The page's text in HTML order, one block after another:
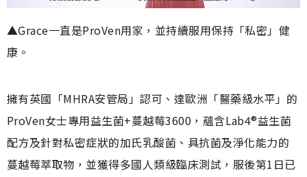
▲Grace一直是ProVen用家，並持續服用保持「私密」健
康。
擁有英國「MHRA安管局」認可、達歐洲「醫藥級水平」的
ProVen女士專用益生菌+蔓越莓3600，蘊含Lab4®益生菌
配方及針對私密症狀的加氏乳酸菌、具抗菌及淨化能力的
蔓越莓萃取物，並獲得多國人類級臨床測試，服後第1日已